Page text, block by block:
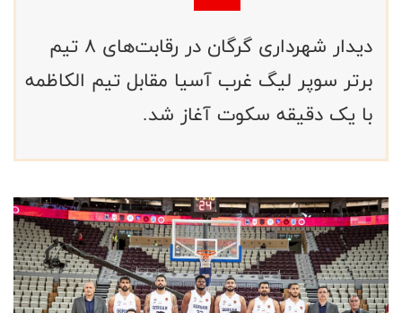
دیدار شهرداری گرگان در رقابت‌های ۸ تیم
برتر سوپر لیگ غرب آسیا مقابل تیم الکاظمه
با یک دقیقه سکوت آغاز شد.